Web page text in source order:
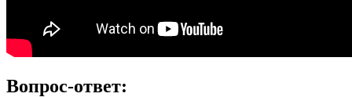
Вопрос-ответ: